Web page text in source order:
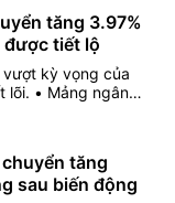
tăng 3.97%
được tiết lộ
vượt kỳ vọng của
lõi. • Mảng ngân
mức tăng trưởng
đưa ra nhiều
tăng
sau biến động